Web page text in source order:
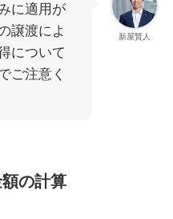
新屋賢人
に適用が
譲渡によ
について
ご注意く
の計算